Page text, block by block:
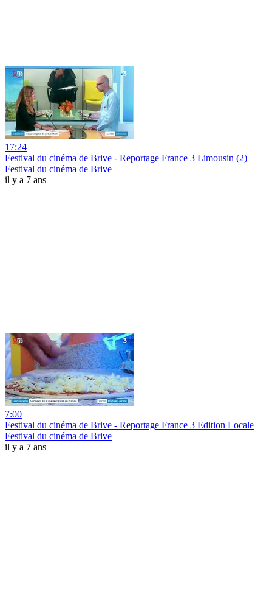
17:24
Festival du cinéma de Brive - Reportage France 3 Limousin (2)
Festival du cinéma de Brive
il y a 7 ans
7:00
Festival du cinéma de Brive - Reportage France 3 Edition Locale
Festival du cinéma de Brive
il y a 7 ans